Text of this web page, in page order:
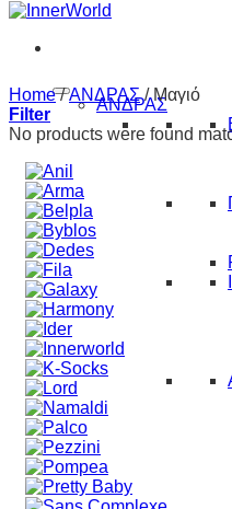
ΑΝΔΡΑΣ
Home / ΑΝΔΡΑΣ /Μαγιό
Filter
No products were found